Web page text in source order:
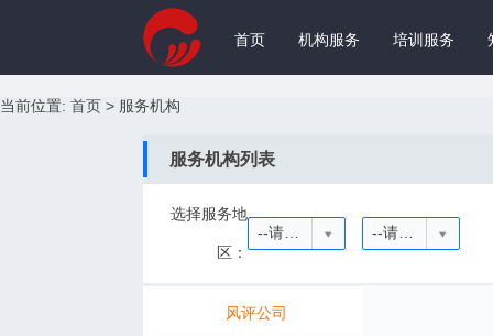
首页 机构服务 培训服务
当前位置: 首页 > 服务机构
服务机构列表
选择服务地
区：
--请选择省份-- --请选择城市--
风评公司